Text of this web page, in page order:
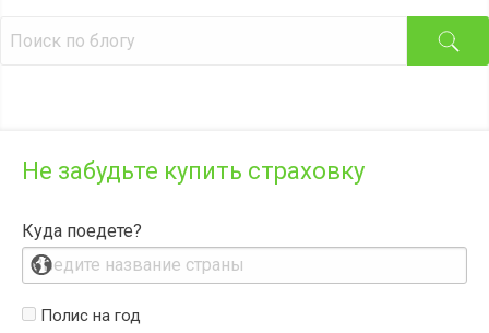
Не забудьте купить страховку
Куда поедете?
Полис на год